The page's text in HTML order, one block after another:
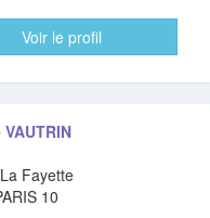
Voir le profil
Fayette
10